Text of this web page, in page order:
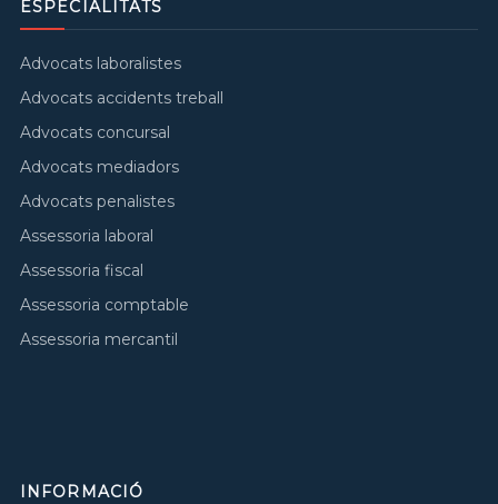
ESPECIALITATS
Advocats laboralistes
Advocats accidents treball
Advocats concursal
Advocats mediadors
Advocats penalistes
Assessoria laboral
Assessoria fiscal
Assessoria comptable
Assessoria mercantil
INFORMACIÓ